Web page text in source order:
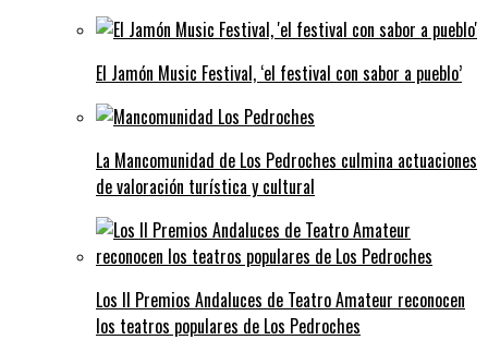
El Jamón Music Festival, ‘el festival con sabor a pueblo’
La Mancomunidad de Los Pedroches culmina actuaciones
de valoración turística y cultural
Los II Premios Andaluces de Teatro Amateur reconocen
los teatros populares de Los Pedroches